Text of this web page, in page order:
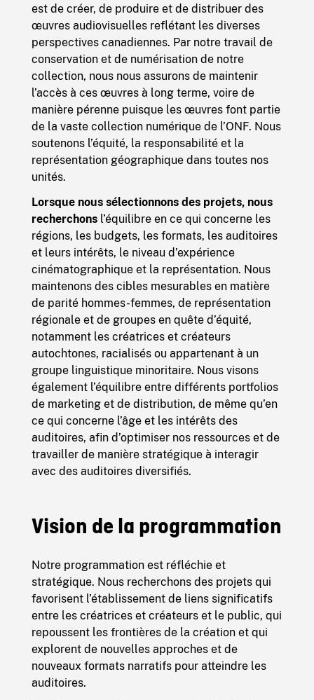
est de créer, de produire et de distribuer des
œuvres audiovisuelles reflétant les diverses
perspectives canadiennes. Par notre travail de
conservation et de numérisation de notre
collection, nous nous assurons de maintenir
l’accès à ces œuvres à long terme, voire de
manière pérenne puisque les œuvres font partie
de la vaste collection numérique de l’ONF. Nous
soutenons l’équité, la responsabilité et la
représentation géographique dans toutes nos
unités.
Lorsque nous sélectionnons des projets, nous
recherchons l’équilibre en ce qui concerne les
régions, les budgets, les formats, les auditoires
et leurs intérêts, le niveau d’expérience
cinématographique et la représentation. Nous
maintenons des cibles mesurables en matière
de parité hommes-femmes, de représentation
régionale et de groupes en quête d’équité,
notamment les créatrices et créateurs
autochtones, racialisés ou appartenant à un
groupe linguistique minoritaire. Nous visons
également l’équilibre entre différents portfolios
de marketing et de distribution, de même qu’en
ce qui concerne l’âge et les intérêts des
auditoires, afin d’optimiser nos ressources et de
travailler de manière stratégique à interagir
avec des auditoires diversifiés.
Vision de la programmation
Notre programmation est réfléchie et
stratégique. Nous recherchons des projets qui
favorisent l’établissement de liens significatifs
entre les créatrices et créateurs et le public, qui
repoussent les frontières de la création et qui
explorent de nouvelles approches et de
nouveaux formats narratifs pour atteindre les
auditoires.